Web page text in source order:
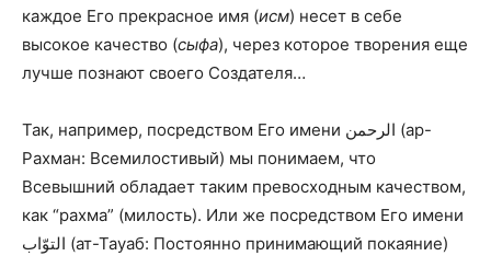
каждое Его прекрасное имя (исм) несет в себе
высокое качество (сыфа), через которое творения еще
лучше познают своего Создателя…
Так, например, посредством Его имени الرحمن (ар-
Рахман: Всемилостивый) мы понимаем, что
Всевышний обладает таким превосходным качеством,
как “рахма” (милость). Или же посредством Его имени
التوّاب (ат-Тауаб: Постоянно принимающий покаяние)